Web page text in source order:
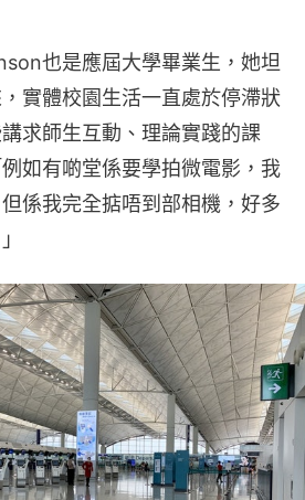
也是應屆大學畢業生，她坦
實體校園生活一直處於停滯狀
求師生互動、理論實踐的課
如有啲堂係要學拍微電影，我
係我完全掂唔到部相機，好多